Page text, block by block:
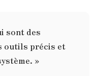
sont des
outils précis et
»